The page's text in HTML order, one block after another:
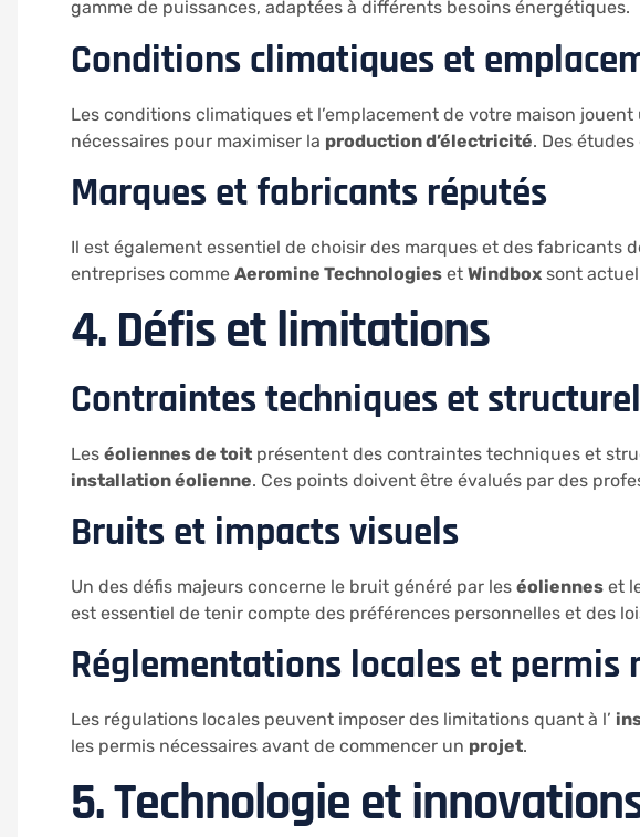
gamme de puissances, adaptées à différents besoins énergétiques.
Conditions climatiques et
Les conditions climatiques et l’emplacement de votre maison
nécessaires pour maximiser la production d’électricité. Des
Marques et fabricants réputés
Il est également essentiel de choisir des marques et des fabricants
entreprises comme Aeromine Technologies et Windbox sont
4. Défis et limitations
Contraintes techniques et
Les éoliennes de toit présentent des contraintes techniques et
installation éolienne. Ces points doivent être évalués par des
Bruits et impacts visuels
Un des défis majeurs concerne le bruit généré par les éoliennes et
est essentiel de tenir compte des préférences personnelles et des
Réglementations locales et permis
Les régulations locales peuvent imposer des limitations quant à l’
les permis nécessaires avant de commencer un projet.
5. Technologie et